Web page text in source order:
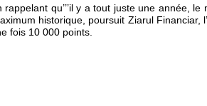
qu’’’il y a tout juste une année,
historique, poursuit Ziarul Financiar,
fois 10 000 points.